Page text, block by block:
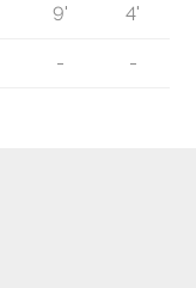
9' 4'
- -